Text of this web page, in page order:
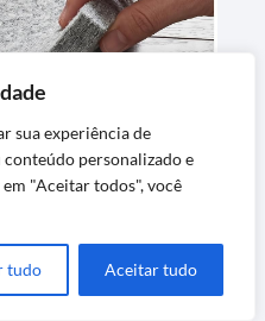
sua experiência de
personalizado e
"Aceitar todos", você
tudo Aceitar tudo
Forro de Carpete
e Protetor